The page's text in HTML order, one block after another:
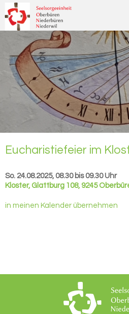
Eu­cha­ris­tie­fei­er im
So. 24.08.2025, 08.30 bis 09.30 Uhr
Kloster, Glattburg 108, 9245
in meinen Kalender übernehmen